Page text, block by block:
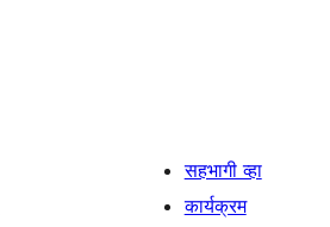
सहभागी व्हा
कार्यक्रम